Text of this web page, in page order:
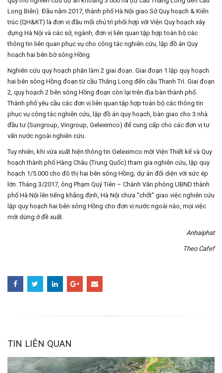
Long Biên). Đầu năm 2017, thành phố Hà Nội giao Sở Quy hoạch & Kiến
trúc (QH&KT) là đơn vị đầu mối chủ trì phối hợp với Viện Quy hoạch xây
dựng Hà Nội và các sở, ngành, đơn vị liên quan tập hợp toàn bộ các
thông tin liên quan phục vụ cho công tác nghiên cứu, lập đồ án Quy
hoạch hai bên bờ sông Hồng.
Nghiên cứu quy hoạch phân làm 2 giai đoạn. Giai đoạn 1 lập quy hoạch
hai bên sông Hồng đoạn từ cầu Thăng Long đến cầu Thanh Trì. Giai đoạn
2, quy hoạch 2 bên sông Hồng đoạn còn lại trên địa bàn thành phố.
Thành phố yêu cầu các đơn vị liên quan tập hợp toàn bộ các thông tin
phục vụ công tác nghiên cứu, lập đồ án quy hoạch, bàn giao cho 3 nhà
đầu tư (Sungroup, Vingroup, Geleximco) để cung cấp cho các đơn vị tư
vấn nước ngoài nghiên cứu.
Tuy nhiên, khi vừa xuất hiện thông tin Geleximco mời Viện Thiết kế và Quy
hoạch thành phố Hàng Châu (Trung Quốc) tham gia nghiên cứu, lập quy
hoạch 1/5.000 cho đô thị hai bên sông Hồng, dự án đối diện với sức ép
lớn. Tháng 3/2017, ông Phạm Quý Tiên – Chánh Văn phòng UBND thành
phố Hà Nội lên tiếng khẳng định, Hà Nội chưa “chốt” giao việc nghiên cứu
lập quy hoạch hai bên sông Hồng cho đơn vị nước ngoài nào, mọi việc
mới dừng ở đề xuất.
Anhaiphat
Theo Cafef
TIN LIÊN QUAN